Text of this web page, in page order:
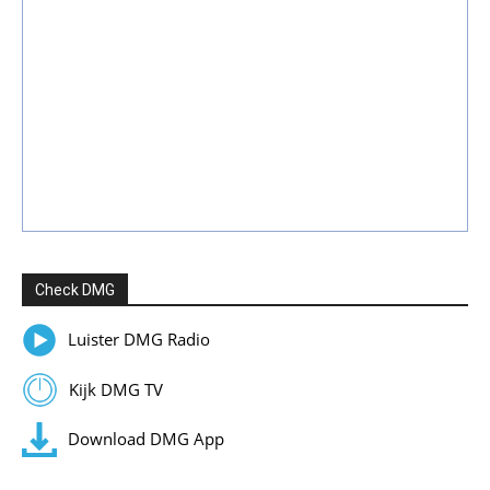
Check DMG
Luister DMG Radio
Kijk DMG TV
Download DMG App